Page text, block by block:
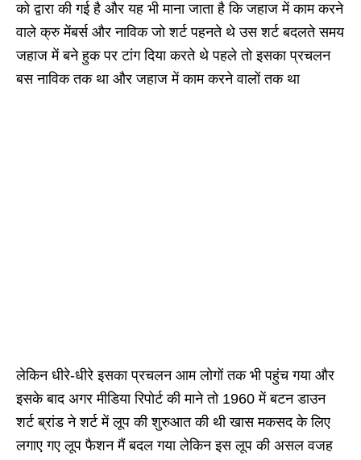
को द्वारा की गई है और यह भी माना जाता है कि जहाज में काम करने
वाले क्रु मेंबर्स और नाविक जो शर्ट पहनते थे उस शर्ट बदलते समय
जहाज में बने हुक पर टांग दिया करते थे पहले तो इसका प्रचलन
बस नाविक तक था और जहाज में काम करने वालों तक था
लेकिन धीरे-धीरे इसका प्रचलन आम लोगों तक भी पहुंच गया और
इसके बाद अगर मीडिया रिपोर्ट की माने तो 1960 में बटन डाउन
शर्ट ब्रांड ने शर्ट में लूप की शुरुआत की थी खास मकसद के लिए
लगाए गए लूप फैशन मैं बदल गया लेकिन इस लूप की असल वजह